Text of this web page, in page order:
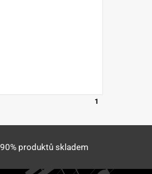
1
90% produktů skladem